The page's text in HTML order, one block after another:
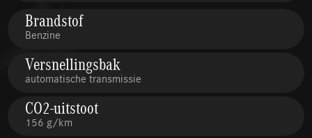
Brandstof
Benzine
Versnellingsbak
automatische transmissie
CO2-uitstoot
156 g/km